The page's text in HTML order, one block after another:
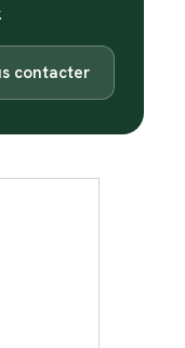
contacter